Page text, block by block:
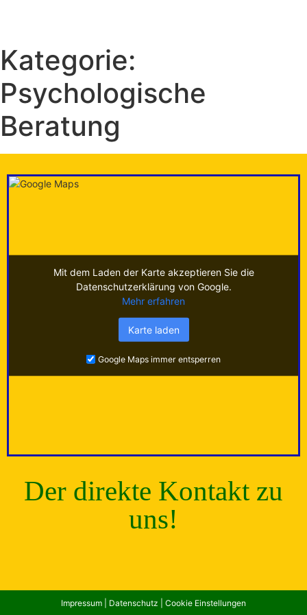
Kategorie:
Psychologische
Beratung
Der direkte Kontakt zu
uns!
Mit dem Laden der Karte akzeptieren Sie die
Datenschutzerklärung von Google.
Mehr erfahren
Karte laden
Google Maps immer entsperren
Impressum Datenschutz Cookie Einstellungen